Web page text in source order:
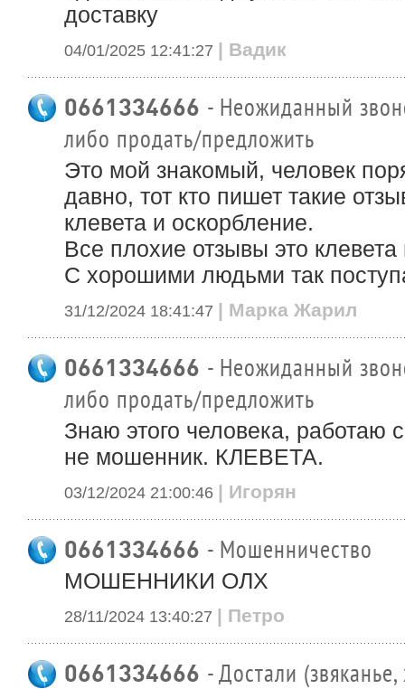
доставку
04/01/2025 12:41:27 | Вадик
0661334666 - Неожиданный
либо продать/предложить
Это мой знакомый, человек
давно, тот кто пишет такие
клевета и оскорбление.
Все плохие отзывы это
С хорошими людьми так
31/12/2024 18:41:47 | Марка Жарил
0661334666 - Неожиданный
либо продать/предложить
Знаю этого человека, работаю
не мошенник. КЛЕВЕТА.
03/12/2024 21:00:46 | Игорян
0661334666 - Мошенничество
МОШЕННИКИ ОЛХ
28/11/2024 13:40:27 | Петро
0661334666 - Достали (звяканье,